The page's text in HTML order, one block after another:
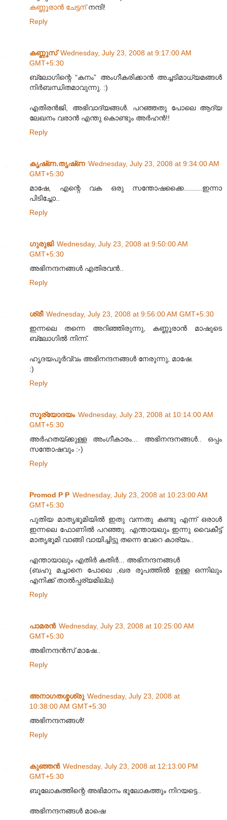
കണ്ണൂരാന്‍ ചേട്ടന്‌നന്ദി!
Reply
കണ്ണൂസ്‌ Wednesday, July 23, 2008 at 9:17:00 AM
GMT+5:30
ബ്ലോഗിന്റെ “കനം” അംഗീകരിക്കാന്‍ അച്ചടിമാധ്യമങ്ങള്‍
നിര്‍ബന്ധിതമാവുന്നു. :)
എതിരന്‍‌ജി, അഭിവാദ്യങ്ങള്‍. പറഞ്ഞതു പോലെ ആദ്യ
ലേഖനം വരാന്‍ എന്തു കൊണ്ടും അര്‍ഹന്‍!!
Reply
കൃഷ്‌ണ.തൃഷ്‌ണ Wednesday, July 23, 2008 at 9:34:00 AM
GMT+5:30
മാഷേ, എന്റെ വക ഒരു സന്തോഷക്കൈ.........ഇന്നാ
പിടിച്ചോ..
Reply
ഗുരുജി Wednesday, July 23, 2008 at 9:50:00 AM
GMT+5:30
അഭിനന്ദനങ്ങള്‍ എതിരവന്‍..
Reply
ശ്രീ Wednesday, July 23, 2008 at 9:56:00 AM GMT+5:30
ഇന്നലെ തന്നെ അറിഞ്ഞിരുന്നു, കണ്ണൂരാന്‍ മാഷുടെ
ബ്ലോഗില്‍ നിന്ന്.
ഹൃദയപൂര്‍വ്വം അഭിനന്ദനങ്ങള്‍ നേരുന്നു, മാഷേ.
:)
Reply
സൂര്യോദയം Wednesday, July 23, 2008 at 10:14:00 AM
GMT+5:30
അര്‍ഹതയ്ക്കുള്ള അംഗീകാരം... അഭിനന്ദനങ്ങള്‍.. ഒപ്പം
സന്തോഷവും :-)
Reply
Promod P P Wednesday, July 23, 2008 at 10:23:00 AM
GMT+5:30
പുതിയ മാതൃഭൂമിയില്‍ ഇതു വന്നതു കണ്ടു എന്ന് ഒരാള്‍
ഇന്നലെ ഫോണില്‍ പറഞ്ഞു. എന്തായലും ഇന്നു വൈകീട്ട്
മാതൃഭൂമി വാങ്ങി വായിച്ചിട്ടു തന്നെ വേറെ കാര്യം..
എന്തായാലും എതിര്‍ കതിര്‍... അഭിനന്ദനങ്ങള്‍
(ബഹു മച്ചാനെ പോലെ ,ഖര രൂപത്തില്‍ ഉള്ള ഒന്നിലും
എനിക്ക് താല്‍പ്പര്യമില്ല)
Reply
പാമരന്‍ Wednesday, July 23, 2008 at 10:25:00 AM
GMT+5:30
അഭിനന്ദന്‍സ് മാഷേ..
Reply
അനാഗതശ്മശ്രു Wednesday, July 23, 2008 at
10:38:00 AM GMT+5:30
അഭിനന്ദനങ്ങള്‍!
Reply
കുഞ്ഞന്‍ Wednesday, July 23, 2008 at 12:13:00 PM
GMT+5:30
ബൂലോകത്തിന്റെ അഭിമാനം ഭൂലോകത്തും നിറയട്ടെ..
അഭിനന്ദനങ്ങള്‍ മാഷെ